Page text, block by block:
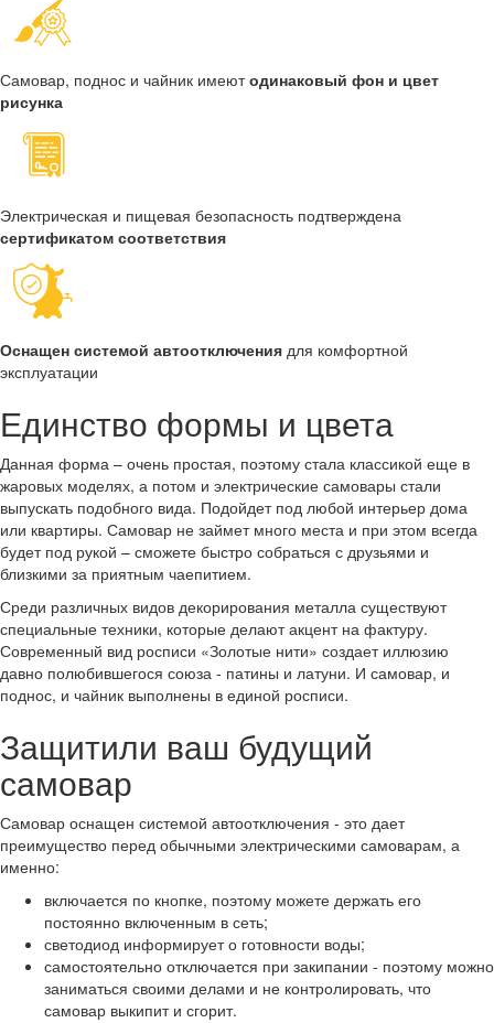
Самовар, поднос и чайник имеютодинаковый фон и цвет
рисунка
Электрическая и пищевая безопасность подтверждена
сертификатом соответствия
Оснащен системой автоотключения для комфортной
эксплуатации
Единство формы и цвета
Данная форма – очень простая, поэтому стала классикой еще в
жаровых моделях, а потом и электрические самовары стали
выпускать подобного вида. Подойдет под любой интерьер дома
или квартиры. Самовар не займет много места и при этом всегда
будет под рукой – сможете быстро собраться с друзьями и
близкими за приятным чаепитием.
Среди различных видов декорирования металла существуют
специальные техники, которые делают акцент на фактуру.
Современный вид росписи «Золотые нити» создает иллюзию
давно полюбившегося союза - патины и латуни. И самовар, и
поднос, и чайник выполнены в единой росписи.
Защитили ваш будущий
самовар
Самовар оснащен системой автоотключения - это дает
преимущество перед обычными электрическими самоварам, а
именно:
включается по кнопке, поэтому можете держать его
постоянно включенным в сеть;
светодиод информирует о готовности воды;
самостоятельно отключается при закипании - поэтому можно
заниматься своими делами и не контролировать, что
самовар выкипит и сгорит.